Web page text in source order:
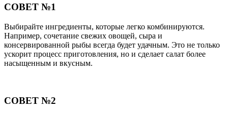
СОВЕТ №1
Выбирайте ингредиенты, которые легко комбинируются.
Например, сочетание свежих овощей, сыра и
консервированной рыбы всегда будет удачным. Это не только
ускорит процесс приготовления, но и сделает салат более
насыщенным и вкусным.
СОВЕТ №2